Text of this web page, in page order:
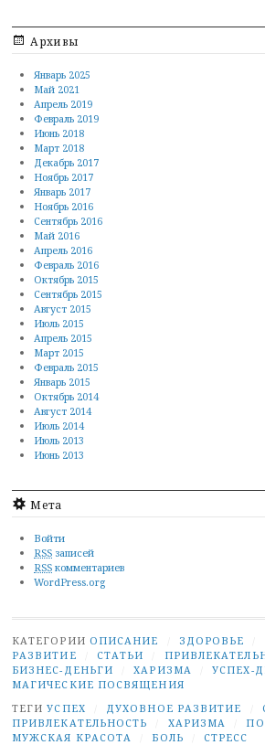
Архивы
Январь 2025
Май 2021
Апрель 2019
Февраль 2019
Июнь 2018
Март 2018
Декабрь 2017
Ноябрь 2017
Январь 2017
Ноябрь 2016
Сентябрь 2016
Май 2016
Апрель 2016
Февраль 2016
Октябрь 2015
Сентябрь 2015
Август 2015
Июль 2015
Апрель 2015
Март 2015
Февраль 2015
Январь 2015
Октябрь 2014
Август 2014
Июль 2014
Июль 2013
Июнь 2013
Мета
Войти
RSS записей
RSS комментариев
WordPress.org
КАТЕГОРИИ ОПИСАНИЕ ЗДОРОВЬЕ
РАЗВИТИЕ
СТАТЬИ
БИЗНЕС-ДЕНЬГИ
ХАРИЗМА УСПЕХ-
МАГИЧЕСКИЕ ПОСВЯЩЕНИЯ
ТЕГИУСПЕХ ДУХОВНОЕ РАЗВИТИЕ
ПРИВЛЕКАТЕЛЬНОСТЬ
ХАРИЗМА
МУЖСКАЯ КРАСОТА
БОЛЬ СТРЕСС